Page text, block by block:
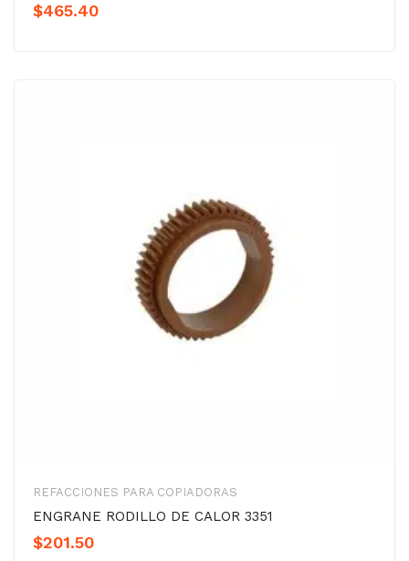
$465.40
REFACCIONES PARA COPIADORAS
ENGRANE RODILLO DE CALOR 3351
$201.50